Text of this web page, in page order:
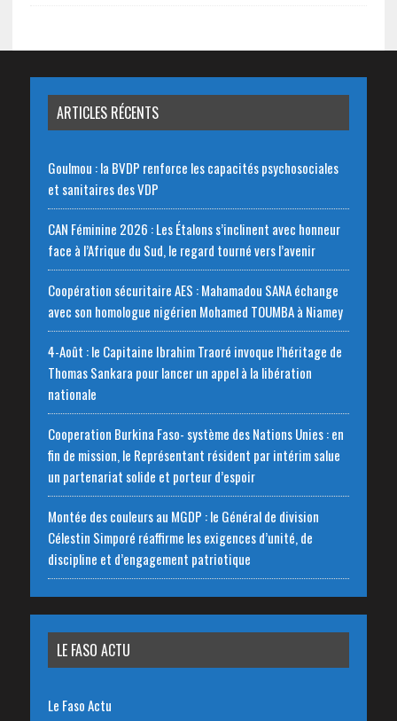
ARTICLES RÉCENTS
Goulmou : la BVDP renforce les capacités psychosociales
et sanitaires des VDP
CAN Féminine 2026 : Les Étalons s’inclinent avec honneur
face à l’Afrique du Sud, le regard tourné vers l’avenir
Coopération sécuritaire AES : Mahamadou SANA échange
avec son homologue nigérien Mohamed TOUMBA à Niamey
4-Août : le Capitaine Ibrahim Traoré invoque l’héritage de
Thomas Sankara pour lancer un appel à la libération
nationale
‎Cooperation Burkina Faso- système des Nations Unies : en
fin de mission, le Représentant résident par intérim salue
un partenariat solide et porteur d’espoir
Montée des couleurs au MGDP : le Général de division
Célestin Simporé réaffirme les exigences d’unité, de
discipline et d’engagement patriotique
LE FASO ACTU
Le Faso Actu